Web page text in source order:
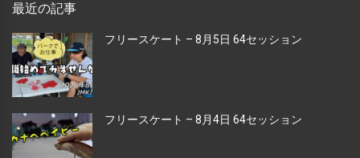
最近の記事
フリースケート – 8月5日 64セッション
フリースケート – 8月4日 64セッション